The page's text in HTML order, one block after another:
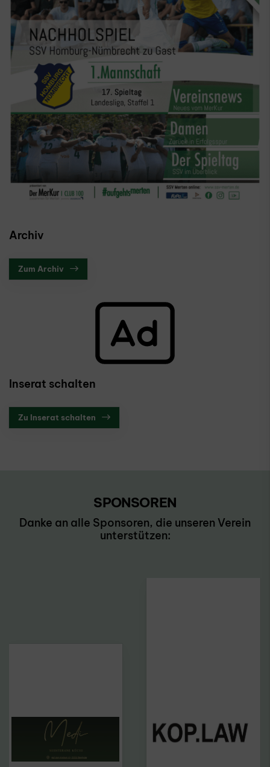
Archiv
Zum Archiv
Inserat schalten
Zu Inserat schalten
SPONSOREN
Danke an alle Sponsoren, die unseren Verein
unterstützen: